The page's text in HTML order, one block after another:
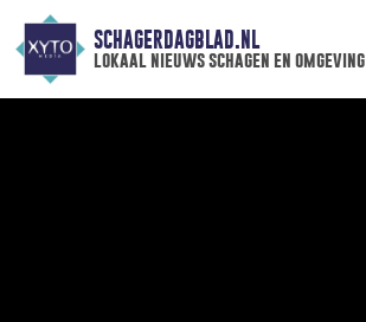
SCHAGERDAGBLAD.NL
lokaal nieuws schagen en omgeving